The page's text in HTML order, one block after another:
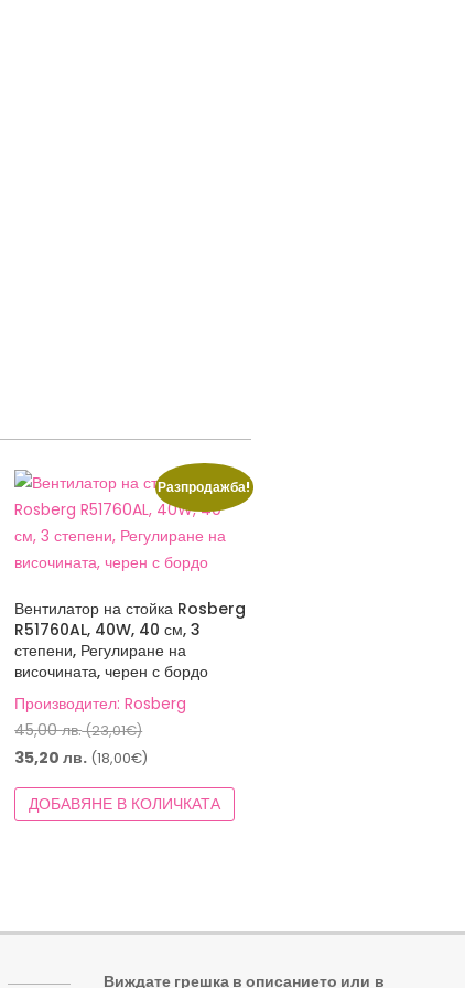
Разпродажба!
Вентилатор на стойка Rosberg
R51760AL, 40W, 40 см, 3
степени, Регулиране на
височината, черен с бордо
Производител: Rosberg
45,00лв.(23,01€)Original
price
was:
45,00 лв.
35,20лв. (18,00€)
цена
е:
ДОБАВЯНЕ В КОЛИЧКАТА
Виждате грешка в описанието или в